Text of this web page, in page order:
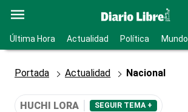
Última Hora Actualidad Política Mundo
Portada Actualidad Nacional
HUCHI LORA SEGUIR TEMA +